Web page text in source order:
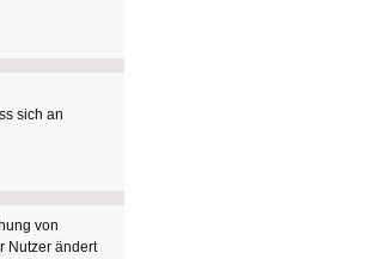
sich an
von
Nutzer ändert